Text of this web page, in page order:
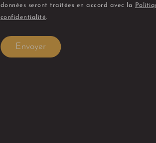
données seront traitées en accord avec la
confidentialité.
Envoyer